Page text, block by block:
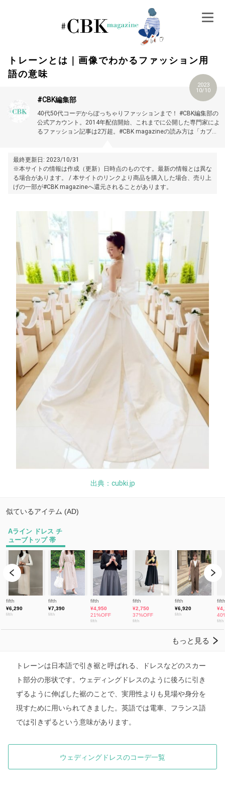
トレーンとは｜画像でわかるファッション用
語の意味
2023
10/10
#CBK編集部
40代50代コーデからぽっちゃりファッションまで！ #CBK編集部の
公式アカウント。2014年配信開始、これまでに公開した専門家によ
るファッション記事は2万超。#CBK magazineの読み方は「カブキ
最終更新日: 2023/10/31
※本サイトの情報は作成（更新）日時点のものです。最新の情報とは異な
る場合があります。 / 本サイトのリンクより商品を購入した場合、売り上
げの一部が#CBK magazineへ還元されることがあります。
出典：cubki.jp
トレーンは日本語で引き裾と呼ばれる、ドレスなどのスカー
ト部分の形状です。ウェディングドレスのように後ろに引き
ずるように伸ばした裾のことで、実用性よりも見場や身分を
現すために用いられてきました。英語では電車、フランス語
では引きずるという意味があります。
ウェディングドレスのコーデ一覧